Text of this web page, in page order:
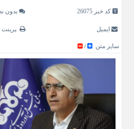
کد خبر 26075 بدون
ایمیل پرینت
سایز متن /